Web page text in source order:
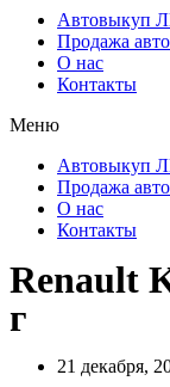
Автовыкуп
Продажа
О нас
Контакты
Меню
Автовыкуп
Продажа
О нас
Контакты
Renault
г
21 декабря,